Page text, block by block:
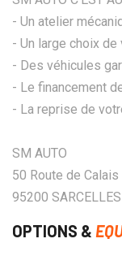
- Un atelier
- Un large choix de
- Des véhicules
- Le financement
- La reprise de
SM AUTO
50 Route de Calais
95200 SARCELLES
OPTIONS &